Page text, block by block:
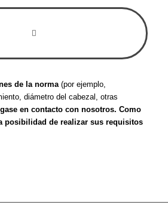
de la norma(por ejemplo,
diámetro del cabezal, otras
en contacto con nosotros. Como
posibilidad de realizar sus requisitos